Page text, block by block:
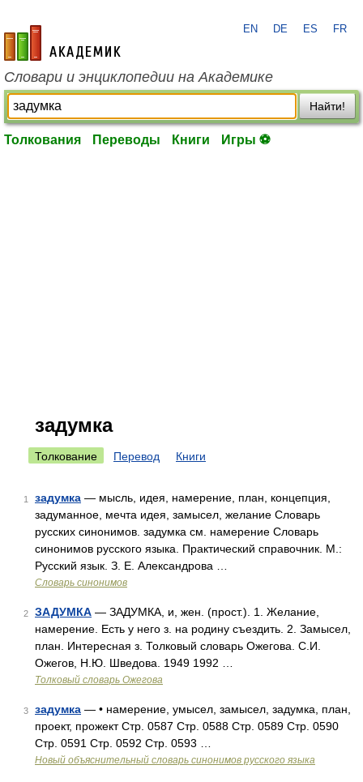
academic.ru
EN DE ES FR
Словари и энциклопедии на Академике
Найти!
Толкования Переводы Книги Игры ⚽
задумка
Толкование Перевод Книги
1 задумка — мысль, идея, намерение, план, концепция,
задуманное, мечта идея, замысел, желание Словарь
русских синонимов. задумка см. намерение Словарь
синонимов русского языка. Практический справочник. М.:
Русский язык. З. Е. Александрова …
Словарь синонимов
2 ЗАДУМКА — ЗАДУМКА, и, жен. (прост.). 1. Желание,
намерение. Есть у него з. на родину съездить. 2. Замысел,
план. Интересная з. Толковый словарь Ожегова. С.И.
Ожегов, Н.Ю. Шведова. 1949 1992 …
Толковый словарь Ожегова
3 задумка — • намерение, умысел, замысел, задумка, план,
проект, прожект Стр. 0587 Стр. 0588 Стр. 0589 Стр. 0590
Стр. 0591 Стр. 0592 Стр. 0593 …
Новый объяснительный словарь синонимов русского языка